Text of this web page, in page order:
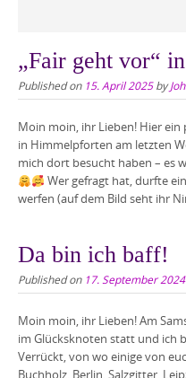
„Fair geht vor“
Published on 15. April 2025by
Moin moin, ihr Lieben! Hier ein
in Himmelpforten am letzten
mich dort besucht haben – es
Wer gefragt hat, durfte
werfen (auf dem Bild seht ihr
Da bin ich baff!
Published on 17. September 2024
Moin moin, ihr Lieben! Am
im Glücksknoten statt und ich
Verrückt, von wo einige von
Buchholz, Berlin, Salzgitter,